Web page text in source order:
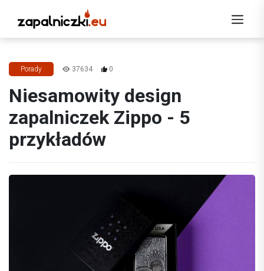
Porady 37634 0
Niesamowity design
zapalniczek Zippo - 5
przykładów